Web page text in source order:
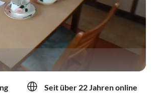
Seit über 22 Jahren online